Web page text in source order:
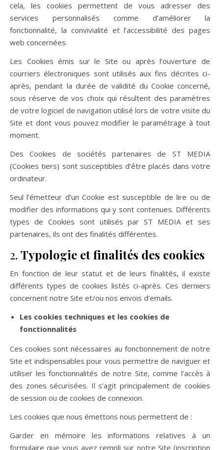
cela, les cookies permettent de vous adresser des
services personnalisés comme d’améliorer la
fonctionnalité, la convivialité et l’accessibilité des pages
web concernées.
Les Cookies émis sur le Site ou après l’ouverture de
courriers électroniques sont utilisés aux fins décrites ci-
après, pendant la durée de validité du Cookie concerné,
sous réserve de vos choix qui résultent des paramètres
de votre logiciel de navigation utilisé lors de votre visite du
Site et dont vous pouvez modifier le paramétrage à tout
moment.
Des Cookies de sociétés partenaires de ST MEDIA
(Cookies tiers) sont susceptibles d’être placés dans votre
ordinateur.
Seul l’émetteur d’un Cookie est susceptible de lire ou de
modifier des informations qui y sont contenues. Différents
types de Cookies sont utilisés par ST MEDIA et ses
partenaires, ils ont des finalités différentes.
2. Typologie et finalités des cookies
En fonction de leur statut et de leurs finalités, il existe
différents types de cookies listés ci-après. Ces derniers
concernent notre Site et/ou nos envois d’emails.
Les cookies techniques et les cookies de
fonctionnalités
Ces cookies sont nécessaires au fonctionnement de notre
Site et indispensables pour vous permettre de naviguer et
utiliser les fonctionnalités de notre Site, comme l’accès à
des zones sécurisées. Il s’agit principalement de cookies
de session ou de cookies de connexion.
Les cookies que nous émettons nous permettent de :
Garder en mémoire les informations relatives à un
formulaire que vous avez rempli sur notre Site (inscription